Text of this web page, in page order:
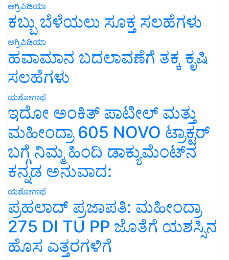
ಅಗ್ರಿಪಿಡಿಯಾ
ಕಬ್ಬು ಬೆಳೆಯಲು ಸೂಕ್ತ ಸಲಹೆಗಳು
ಅಗ್ರಿಪಿಡಿಯಾ
ಹವಾಮಾನ ಬದಲಾವಣೆಗೆ ತಕ್ಕ ಕೃಷಿ
ಸಲಹೆಗಳು
ಯಶೋಗಾಥೆ
ಇದೋ ಅಂಕಿತ್ ಪಾಟೀಲ್ ಮತ್ತು
ಮಹೀಂದ್ರಾ 605 NOVO ಟ್ರಾಕ್ಟರ್
ಬಗ್ಗೆ ನಿಮ್ಮ ಹಿಂದಿ ಡಾಕ್ಯುಮೆಂಟ್‌ನ
ಕನ್ನಡ ಅನುವಾದ:
ಯಶೋಗಾಥೆ
ಪ್ರಹಲಾದ್ ಪ್ರಜಾಪತಿ: ಮಹೀಂದ್ರಾ
275 DI TU PP ಜೊತೆಗೆ ಯಶಸ್ಸಿನ
ಹೊಸ ಎತ್ತರಗಳಿಗೆ